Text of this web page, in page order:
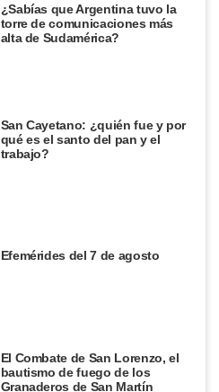
¿Sabías que Argentina tuvo la
torre de comunicaciones más
alta de Sudamérica?
San Cayetano: ¿quién fue y por
qué es el santo del pan y el
trabajo?
Efemérides del 7 de agosto
El Combate de San Lorenzo, el
bautismo de fuego de los
Granaderos de San Martín